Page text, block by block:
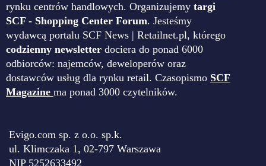
rynku centrów handlowych. Organizujemy targi
SCF - Shopping Center Forum. Jesteśmy
wydawcą portalu SCF News | Retailnet.pl, którego
codzienny newsletter dociera do ponad 6000
odbiorców: najemców, deweloperów oraz
dostawców usług dla rynku retail. Czasopismo SCF
Magazine ma ponad 3000 czytelników.
Evigo.com sp. z o.o. sp.k.
ul. Klimczaka 1, 02-797 Warszawa
NIP 5252633492